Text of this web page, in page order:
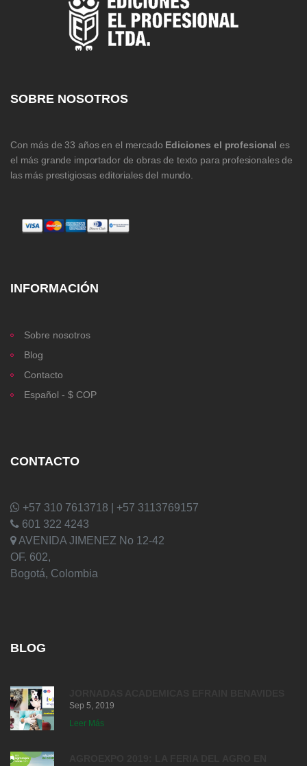
SOBRE NOSOTROS
Con más de 33 años en el mercado Ediciones el profesional es
el más grande importador de obras de texto para profesionales de
las más prestigiosas editoriales del mundo.
INFORMACIÓN
Sobre nosotros
Blog
Contacto
Español - $ COP
CONTACTO
+57 310 7613718 | +57 3113769157
601 322 4243
AVENIDA JIMENEZ No 12-42
OF. 602,
Bogotá, Colombia
BLOG
Sep 5, 2019
Leer Más